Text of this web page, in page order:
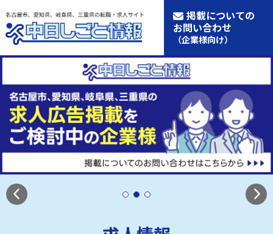
掲載についての
お問い合わせ
（企業様向け）